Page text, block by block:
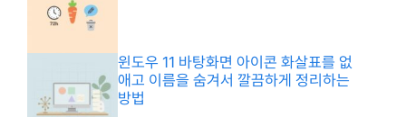
윈도우 11 바탕화면 아이콘 화살표를 없
애고 이름을 숨겨서 깔끔하게 정리하는
방법